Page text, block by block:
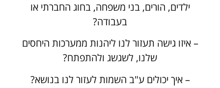
ילדים, הורים, בני משפחה, בחוג החברתי או
בעבודה?
– איזו גישה תעזור לנו ליהנות ממערכות היחסים
שלנו, לשגשג ולהתפתח?
– איך יכולים ע"ב השמות לעזור לנו בנושא?